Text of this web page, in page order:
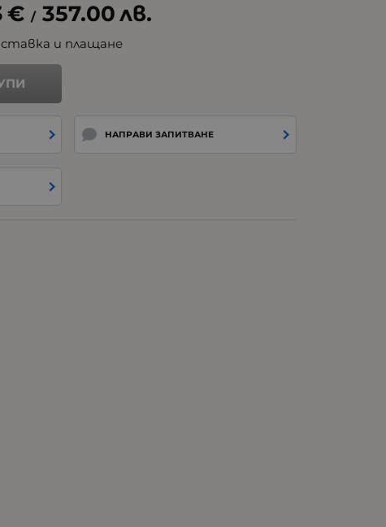
€ / 357.00лв.
и плащане
НАПРАВИ ЗАПИТВАНЕ